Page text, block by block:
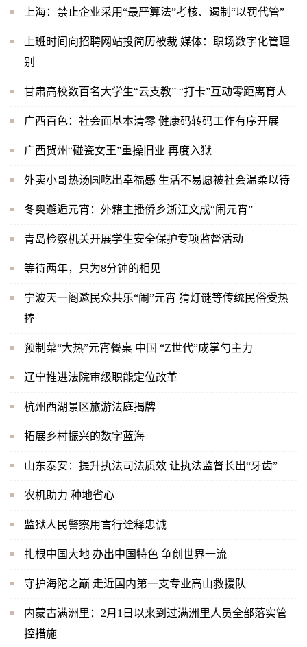
上海：禁止企业采用“最严算法”考核、遏制“以罚代管”
上班时间向招聘网站投简历被裁 媒体：职场数字化管理
别
甘肃高校数百名大学生“云支教” “打卡”互动零距离育人
广西百色：社会面基本清零 健康码转码工作有序开展
广西贺州“碰瓷女王”重操旧业 再度入狱
外卖小哥热汤圆吃出幸福感 生活不易愿被社会温柔以待
冬奥邂逅元宵：外籍主播侨乡浙江文成“闹元宵”
青岛检察机关开展学生安全保护专项监督活动
等待两年，只为8分钟的相见
宁波天一阁邀民众共乐“闹”元宵 猜灯谜等传统民俗受热
捧
预制菜“大热”元宵餐桌 中国 “Z世代”成掌勺主力
辽宁推进法院审级职能定位改革
杭州西湖景区旅游法庭揭牌
拓展乡村振兴的数字蓝海
山东泰安：提升执法司法质效 让执法监督长出“牙齿”
农机助力 种地省心
监狱人民警察用言行诠释忠诚
扎根中国大地 办出中国特色 争创世界一流
守护海陀之巅 走近国内第一支专业高山救援队
内蒙古满洲里：2月1日以来到过满洲里人员全部落实管
控措施